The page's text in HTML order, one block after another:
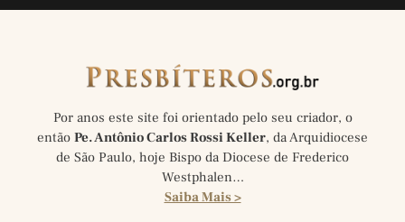
Por anos este site foi orientado pelo seu criador, o
então Pe. Antônio Carlos Rossi Keller, da Arquidiocese
de São Paulo, hoje Bispo da Diocese de Frederico
Westphalen…
Saiba Mais >